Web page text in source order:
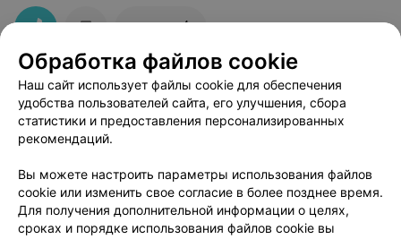
нужно иметь.
Отзывы4
Витебский областной клинический онкологический диспансер
Витебск, ул. П. Бровки, 33 до 19:00
Обработка файлов cookie
Наш сайт использует файлы cookie для обеспечения
удобства пользователей сайта, его улучшения, сбора
статистики и предоставления персонализированных
рекомендаций.
Вы можете настроить параметры использования файлов
cookie или изменить свое согласие в более позднее время.
Для получения дополнительной информации о целях,
сроках и порядке использования файлов cookie вы